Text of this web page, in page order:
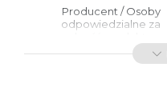
Producent / Osoby
odpowiedzialne za
przepisami: